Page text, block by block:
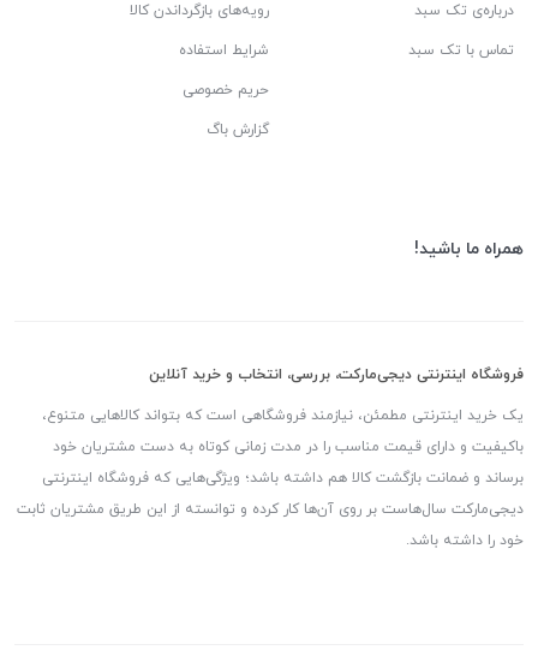
درباره‌ی تک سبد
تماس با تک سبد
رویه‌های بازگرداندن کالا
شرایط استفاده
حریم خصوصی
گزارش باگ
همراه ما باشید!
فروشگاه اینترنتی دیجی‌مارکت، بررسی، انتخاب و خرید آنلاین
یک خرید اینترنتی مطمئن، نیازمند فروشگاهی است که بتواند کالاهایی متنوع،
باکیفیت و دارای قیمت مناسب را در مدت زمانی کوتاه به دست مشتریان خود
برساند و ضمانت بازگشت کالا هم داشته باشد؛ ویژگی‌هایی که فروشگاه اینترنتی
دیجی‌مارکت سال‌هاست بر روی آن‌ها کار کرده و توانسته از این طریق مشتریان ثابت
خود را داشته باشد.